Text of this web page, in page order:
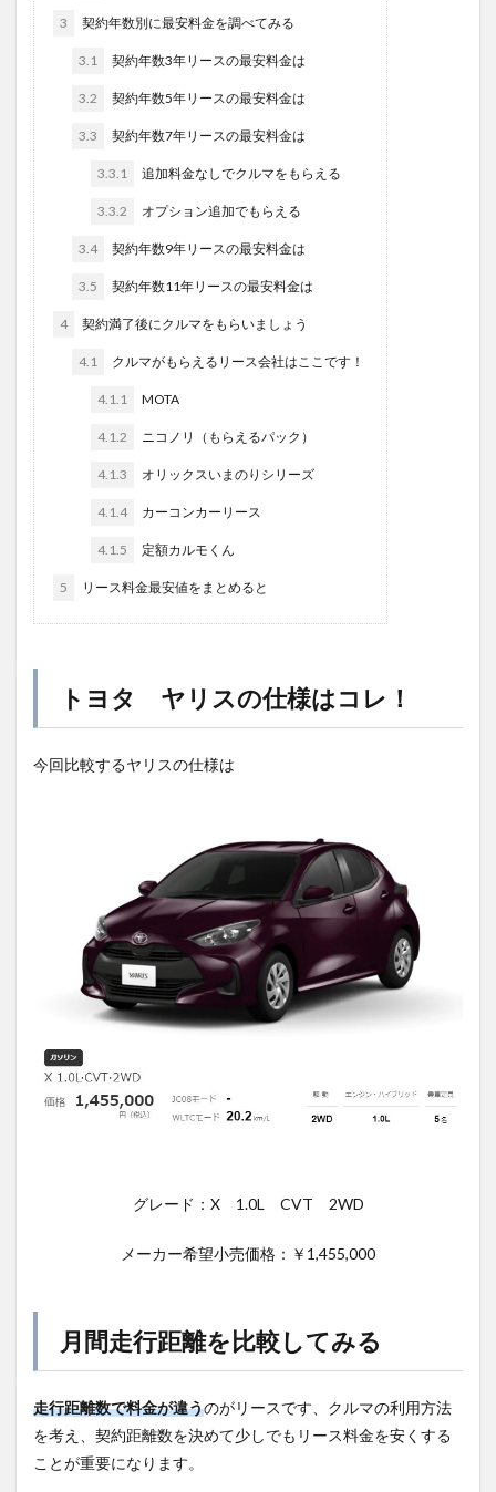
3 契約年数別に最安料金を調べてみる
3.1 契約年数3年リースの最安料金は
3.2 契約年数5年リースの最安料金は
3.3 契約年数7年リースの最安料金は
3.3.1 追加料金なしでクルマをもらえる
3.3.2 オプション追加でもらえる
3.4 契約年数9年リースの最安料金は
3.5 契約年数11年リースの最安料金は
4 契約満了後にクルマをもらいましょう
4.1 クルマがもらえるリース会社はここです！
4.1.1 MOTA
4.1.2 ニコノリ（もらえるパック）
4.1.3 オリックスいまのりシリーズ
4.1.4 カーコンカーリース
4.1.5 定額カルモくん
5 リース料金最安値をまとめると
トヨタ ヤリスの仕様はコレ！
今回比較するヤリスの仕様は
グレード：X 1.0L CVT 2WD
メーカー希望小売価格：￥1,455,000
月間走行距離を比較してみる
走行距離数で料金が違うのがリースです、クルマの利用方法
を考え、契約距離数を決めて少しでもリース料金を安くする
ことが重要になります。